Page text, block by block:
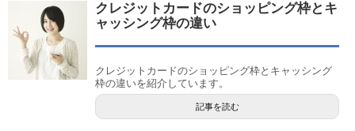
クレジットカードのショッピング枠とキ
ャッシング枠の違い
クレジットカードのショッピング枠とキャッシング
枠の違いを紹介しています。
記事を読む